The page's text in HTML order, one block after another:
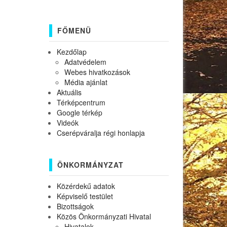
FŐMENÜ
Kezdőlap
Adatvédelem
Webes hivatkozások
Média ajánlat
Aktuális
Térképcentrum
Google térkép
Videók
Cserépváralja régi honlapja
ÖNKORMÁNYZAT
Közérdekű adatok
Képviselő testület
Bizottságok
Közös Önkormányzati Hivatal